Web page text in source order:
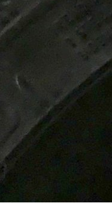
para porsche 911. goodyear ultragrip
para porsche 911.
205/55r16 (dos, dalante)
rodados. 200€ los 4
barcelona/girona